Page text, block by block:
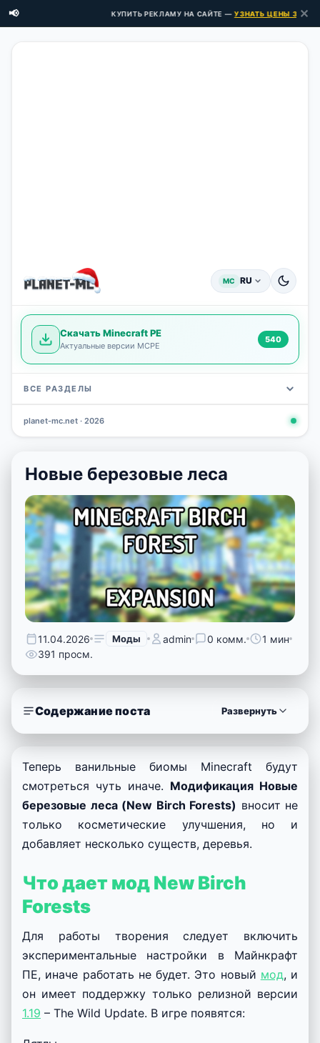
📢 КУПИТЬ РЕКЛАМУ НА САЙТЕ —УЗНАТЬ ЦЕНЫ ЗДЕСЬ →
✕
MC RU
Скачать Minecraft PE
Актуальные версии MCPE
540
ВСЕ РАЗДЕЛЫ
planet-mc.net · 2026
Новые березовые леса
11.04.2026 Моды admin 0 комм.
1 мин
391 просм.
Содержание поста Развернуть
Теперь ванильные биомы Minecraft будут
смотреться чуть иначе. Модификация Новые
березовые леса (New Birch Forests) вносит не
только косметические улучшения, но и
добавляет несколько существ, деревья.
Что дает модNew Birch
Forests
Для работы творения следует включить
экспериментальные настройки в Майнкрафт
ПЕ, иначе работать не будет. Это новый мод, и
он имеет поддержку только релизной версии
1.19 – The Wild Update. В игре появятся: